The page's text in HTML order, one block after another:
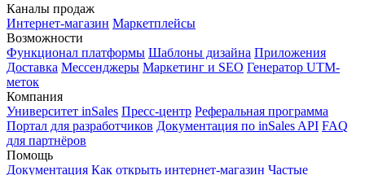
Каналы продаж
Интернет-магазин Маркетплейсы
Возможности
Функционал платформы Шаблоны дизайна Приложения
Доставка Мессенджеры Маркетинг и SEO Генератор UTM-
меток
Компания
Университет inSales Пресс-центр Реферальная программа
Портал для разработчиков Документация по inSales API FAQ
для партнёров
Помощь
Документация Как открыть интернет-магазин Частые